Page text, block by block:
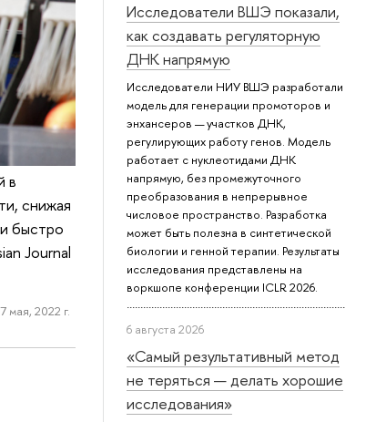
Исследователи ВШЭ показали,
как создавать регуляторную
ДНК напрямую
Исследователи НИУ ВШЭ разработали
модель для генерации промоторов и
энхансеров — участков ДНК,
регулирующих работу генов. Модель
работает с нуклеотидами ДНК
напрямую, без промежуточного
преобразования в непрерывное
числовое пространство. Разработка
может быть полезна в синтетической
биологии и генной терапии. Результаты
исследования представлены на
воркшопе конференции ICLR 2026.
6 августа 2026
«Самый результативный метод
не теряться — делать хорошие
исследования»
в
снижая
быстро
Journal
мая, 2022 г.